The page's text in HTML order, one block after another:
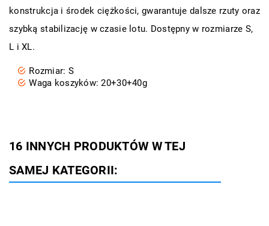
konstrukcja i środek ciężkości, gwarantuje dalsze rzuty oraz
szybką stabilizację w czasie lotu. Dostępny w rozmiarze S,
L i XL.
Rozmiar: S
Waga koszyków: 20+30+40g
16 INNYCH PRODUKTÓW W TEJ
SAMEJ KATEGORII: